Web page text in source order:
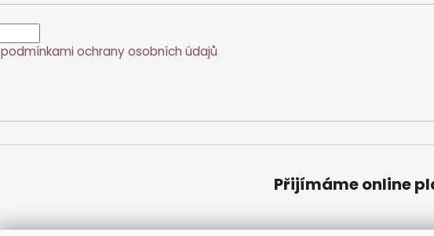
podmínkami ochrany osobních údajů
Přijímáme online